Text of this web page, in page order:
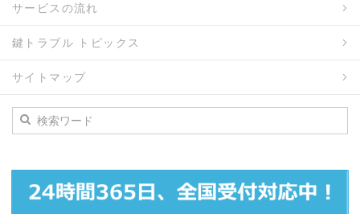
サービスの流れ
鍵トラブル トピックス
サイトマップ